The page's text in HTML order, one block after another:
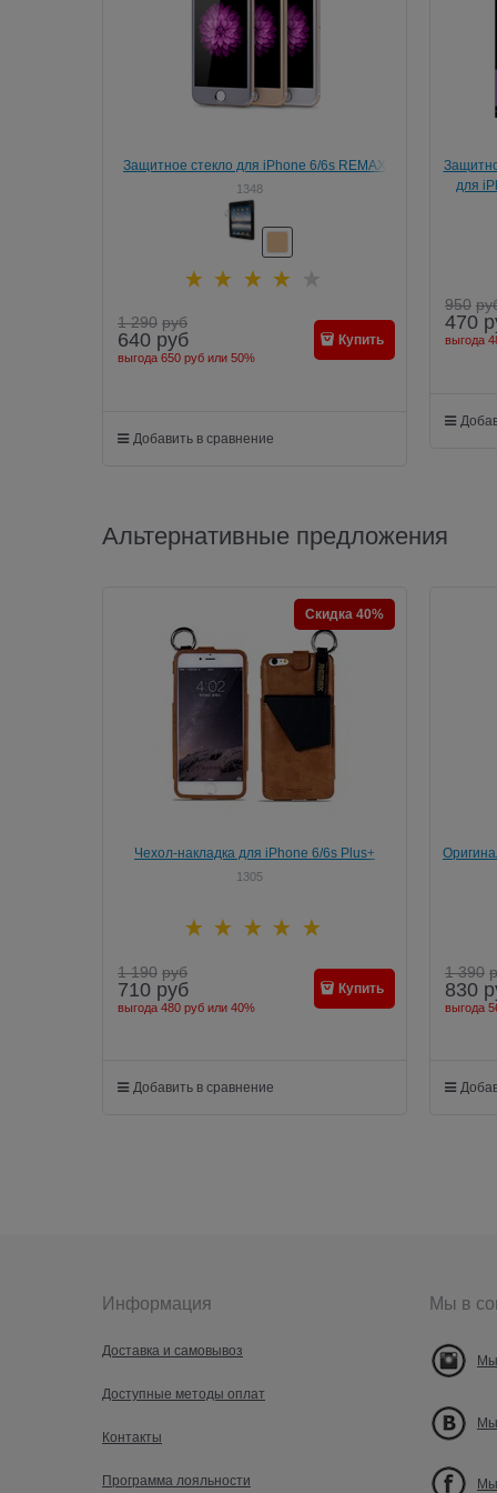
Защитное стекло для iPhone 6/6s REMAX
Helmet Tempered Glass Protector
1348
1 290 руб
640 руб
выгода 650 руб или 50%
Купить
Добавить в сравнение
для
950
470
выгода
Альтернативные предложения
Чехол-накладка для iPhone 6/6s Plus+
Remax Leather K-Cool Series
1305
Скидка 40%
1 190 руб
710 руб
выгода 480 руб или 40%
Купить
Добавить в сравнение
1 390
830
выгода
Информация
Доставка и самовывоз
Доступные методы оплат
Контакты
Программа лояльности
Мы в
Мы
Мы
Мы